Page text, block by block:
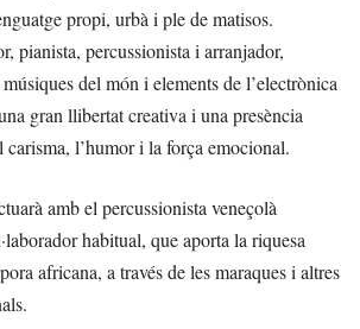
propi, urbà i ple de matisos.
pianista, percussionista i arranjador,
del món i elements de l’electrònica
gran llibertat creativa i una presència
carisma, l’humor i la força emocional.
amb el percussionista veneçolà
habitual, que aporta la riquesa
africana, a través de les maraques i altres